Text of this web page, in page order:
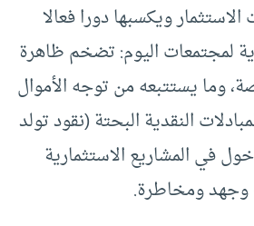
ويكسبها دورا فعالا
لمجتمعات اليوم: تضخم ظاهرة
وما يستتبعه من توجه الأموال
النقدية البحتة (نقود تولد
في المشاريع الاستثمارية
وجهد ومخاطرة.